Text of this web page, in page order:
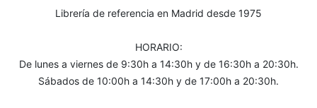
Librería de referencia en Madrid desde 1975
HORARIO:
De lunes a viernes de 9:30h a 14:30h y de 16:30h a 20:30h.
Sábados de 10:00h a 14:30h y de 17:00h a 20:30h.